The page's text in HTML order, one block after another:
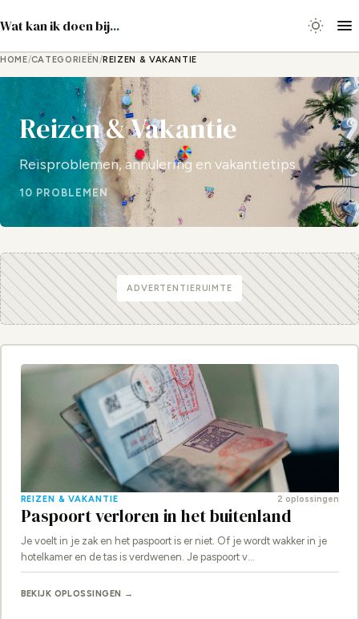
Wat kan ik doen bij...
HOME/CATEGORIEËN /REIZEN & VAKANTIE
Reizen & Vakantie
Reisproblemen, annulering en vakantietips
10 PROBLEMEN
ADVERTENTIERUIMTE
REIZEN & VAKANTIE 2 oplossingen
Paspoort verloren in het buitenland
Je voelt in je zak en het paspoort is er niet. Of je wordt wakker in je
hotelkamer en de tas is verdwenen. Je paspoort v…
BEKIJK OPLOSSINGEN →